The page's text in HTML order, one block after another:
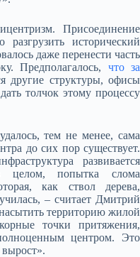
Присоединение
исторический
даже перенести часть
Предполагалось, что за
другие структуры, офисы
толчок этому процессу
тем не менее, сама
до сих пор существует.
развивается
попытка слома
как ствол дерева,
– считает Дмитрий
территорию жилой
точки притяжения,
центром. Это
вырост».